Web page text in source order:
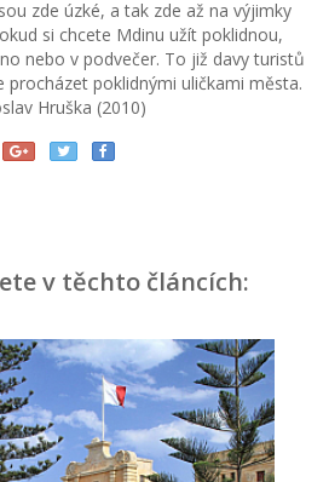
zde úzké, a tak zde až na výjimky
si chcete Mdinu užít poklidnou,
nebo v podvečer. To již davy turistů
procházet poklidnými uličkami města.
Hruška (2010)
v těchto článcích: